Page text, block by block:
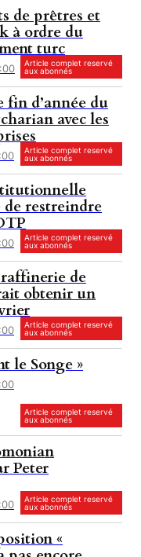
de prêtres et
à ordre du
turc
Article complet reservé
aux abonnés
fin d’année du
avec les
Article complet reservé
aux abonnés
restreindre
Article complet reservé
aux abonnés
de
obtenir un
Article complet reservé
aux abonnés
le Songe »
Article complet reservé
aux abonnés
Peter
Article complet reservé
aux abonnés
«